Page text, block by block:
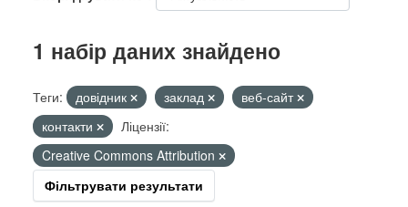
1 набір даних знайдено
Теги: довідник заклад
веб-сайт
контакти
Ліцензії:
Creative Commons Attribution
Фільтрувати результати